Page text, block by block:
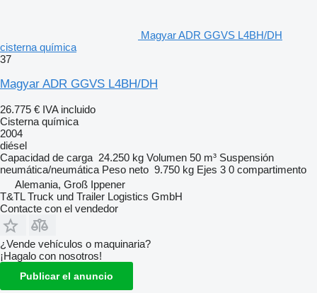
Magyar ADR GGVS L4BH/DH
cisterna química
37
Magyar ADR GGVS L4BH/DH
26.775 € IVA incluido
Cisterna química
2004
diésel
Capacidad de carga 24.250 kg Volumen 50 m³ Suspensión
neumática/neumática Peso neto 9.750 kg Ejes 3 0 compartimento
Alemania, Groß Ippener
T&TL Truck und Trailer Logistics GmbH
Contacte con el vendedor
¿Vende vehículos o maquinaria?
¡Hagalo con nosotros!
Publicar el anuncio